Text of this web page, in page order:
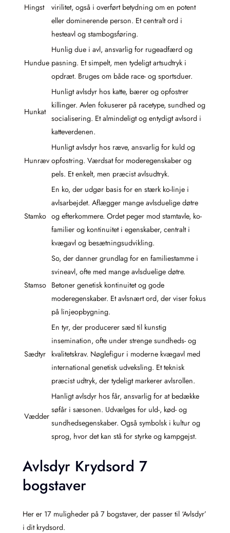
Hingst
virilitet, også i overført betydning om en potent
eller dominerende person. Et centralt ord i
hesteavl og stambogsføring.
Hundue
Hunlig due i avl, ansvarlig for rugeadfærd og
pasning. Et simpelt, men tydeligt artsudtryk i
opdræt. Bruges om både race- og sportsduer.
Hunkat
Hunligt avlsdyr hos katte, bærer og opfostrer
killinger. Avlen fokuserer på racetype, sundhed og
socialisering. Et almindeligt og entydigt avlsord i
katteverdenen.
Hunræv
Hunligt avlsdyr hos ræve, ansvarlig for kuld og
opfostring. Værdsat for moderegenskaber og
pels. Et enkelt, men præcist avlsudtryk.
Stamko
En ko, der udgør basis for en stærk ko-linje i
avlsarbejdet. Aflægger mange avlsduelige døtre
og efterkommere. Ordet peger mod stamtavle, ko-
familier og kontinuitet i egenskaber, centralt i
kvægavl og besætningsudvikling.
Stamso
So, der danner grundlag for en familiestamme i
svineavl, ofte med mange avlsduelige døtre.
Betoner genetisk kontinuitet og gode
moderegenskaber. Et avlsnært ord, der viser fokus
på linjeopbygning.
Sædtyr
En tyr, der producerer sæd til kunstig
insemination, ofte under strenge sundheds- og
kvalitetskrav. Nøglefigur i moderne kvægavl med
international genetisk udveksling. Et teknisk
præcist udtryk, der tydeligt markerer avlsrollen.
Vædder
Hanligt avlsdyr hos får, ansvarlig for at bedække
søfår i sæsonen. Udvælges for uld-, kød- og
sundhedsegenskaber. Også symbolsk i kultur og
sprog, hvor det kan stå for styrke og kampgejst.
Avlsdyr Krydsord 7
bogstaver
Her er 17 muligheder på 7 bogstaver, der passer til ‘Avlsdyr’
i dit krydsord.